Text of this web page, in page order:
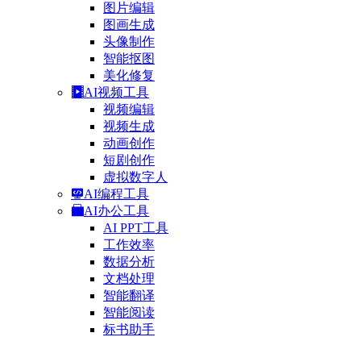
图片编辑
图画生成
头像制作
智能抠图
美化修复
AI视频工具
视频编辑
视频生成
动画创作
短剧创作
虚拟数字人
AI编程工具
AI办公工具
AI PPT工具
工作效率
数据分析
文档处理
智能翻译
智能阅读
标书助手